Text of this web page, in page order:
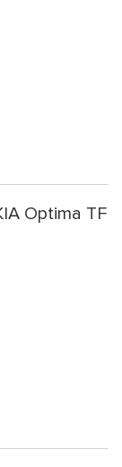
Optima TF